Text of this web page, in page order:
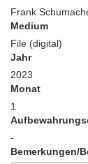
Frank
Medium
File (digital)
Jahr
2023
Monat
1
-
Bemerkungen/